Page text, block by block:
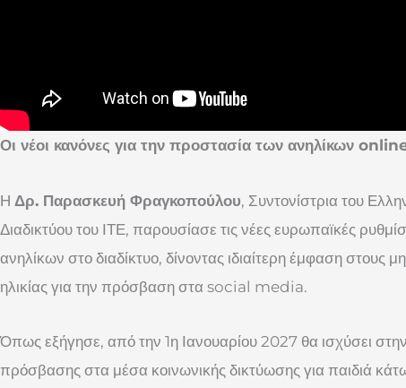
Οι νέοι κανόνες για την προστασία των ανηλίκων
Η Δρ. Παρασκευή Φραγκοπούλου, Συντονίστρια του
Διαδικτύου του ΙΤΕ, παρουσίασε τις νέες ευρωπαϊκές
ανηλίκων στο διαδίκτυο, δίνοντας ιδιαίτερη έμφαση στους
ηλικίας για την πρόσβαση στα social media.
Όπως εξήγησε, από την 1η Ιανουαρίου 2027 θα ισχύσει
πρόσβασης στα μέσα κοινωνικής δικτύωσης για παιδιά